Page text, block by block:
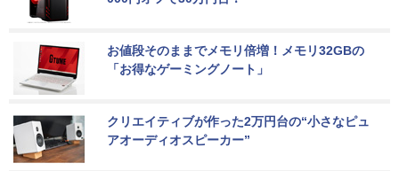
お値段そのままでメモリ倍増！メモリ32GBの
「お得なゲーミングノート」
クリエイティブが作った2万円台の“小さなピュ
アオーディオスピーカー”